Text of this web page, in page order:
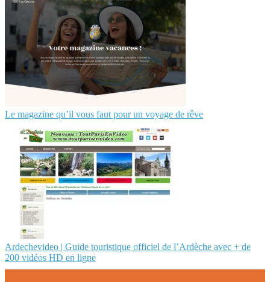
Le magazine qu’il vous faut pour un voyage de rêve
Ardechevideo | Guide touristique officiel de l’Ardèche avec + de
200 vidéos HD en ligne